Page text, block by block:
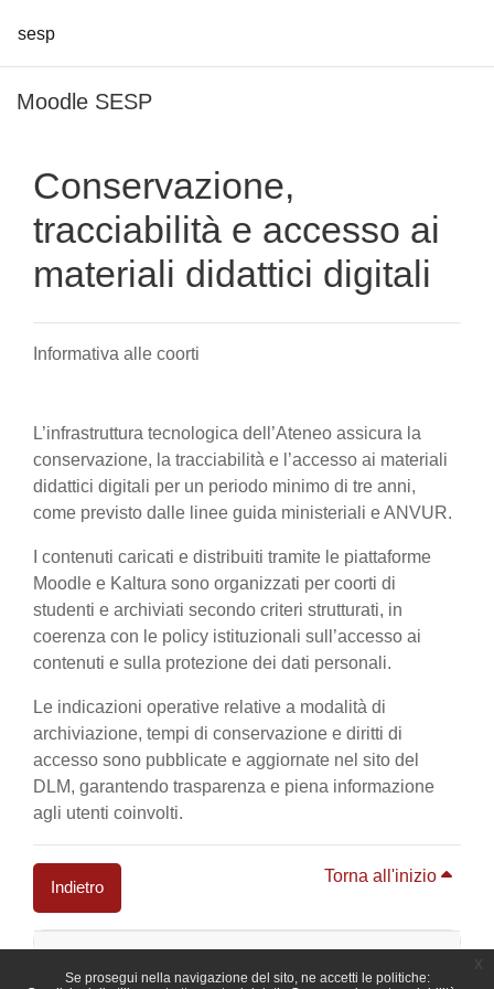
Se prosegui nella navigazione del sito, ne accetti le politiche:
sesp
Moodle SESP
Conservazione,
tracciabilità e accesso ai
materiali didattici digitali
Informativa alle coorti
L’infrastruttura tecnologica dell’Ateneo assicura la
conservazione, la tracciabilità e l’accesso ai materiali
didattici digitali per un periodo minimo di tre anni,
come previsto dalle linee guida ministeriali e ANVUR.
I contenuti caricati e distribuiti tramite le piattaforme
Moodle e Kaltura sono organizzati per coorti di
studenti e archiviati secondo criteri strutturati, in
coerenza con le policy istituzionali sull’accesso ai
contenuti e sulla protezione dei dati personali.
Le indicazioni operative relative a modalità di
archiviazione, tempi di conservazione e diritti di
accesso sono pubblicate e aggiornate nel sito del
DLM, garantendo trasparenza e piena informazione
agli utenti coinvolti.
Indietro
Torna all'inizio
Blocchi